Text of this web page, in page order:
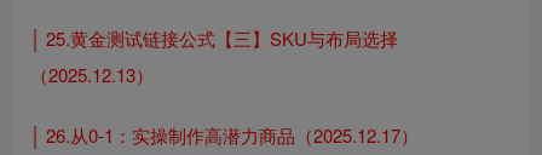
│ 25.黄金测试链接公式【三】SKU与布局选择
（2025.12.13）
│ 26.从0-1：实操制作高潜力商品（2025.12.17）